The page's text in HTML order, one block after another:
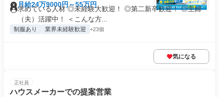
月給24万9000円～55万円
求めている人材 ◎未経験大歓迎！ ◎第二新卒歓迎！ ◎主婦
（夫）活躍中！ ＜こんな方...
制服あり 業界未経験歓迎 +23個
気になる
正社員
ハウスメーカーでの提案営業